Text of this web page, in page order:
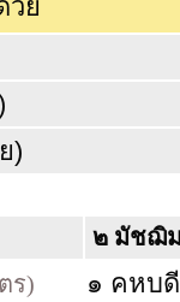
วย
)
๒ มัชฌิ
ร)
๑ คหบ